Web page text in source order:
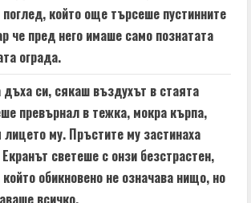
който още търсеше пустинните
че пред него имаше само познатата
ограда.
си, сякаш въздухът в стаята
превърнал в тежка, мокра кърпа,
му. Пръстите му застинаха
светеше с онзи безстрастен,
обикновено не означава нищо, но
всичко.